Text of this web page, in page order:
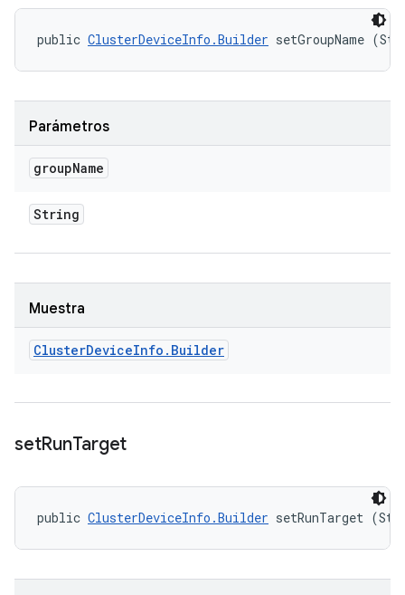
public ClusterDeviceInfo.Builder setGroupName
Parámetros
groupName
String
Muestra
ClusterDeviceInfo . Builder
setRunTarget
public ClusterDeviceInfo.Builder setRunTarget